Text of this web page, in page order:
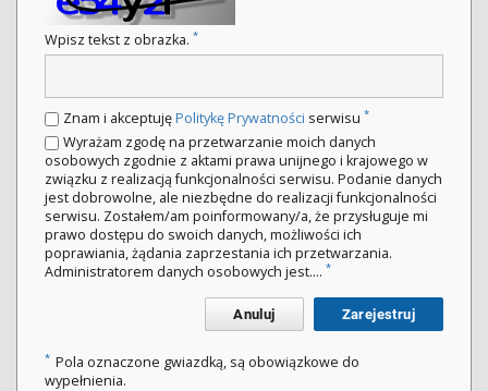
Wpisz tekst z obrazka. *
Znam i akceptujęPolitykę Prywatności serwisu *
Wyrażam zgodę na przetwarzanie moich danych
osobowych zgodnie z aktami prawa unijnego i krajowego w
związku z realizacją funkcjonalności serwisu. Podanie danych
jest dobrowolne, ale niezbędne do realizacji funkcjonalności
serwisu. Zostałem/am poinformowany/a, że przysługuje mi
prawo dostępu do swoich danych, możliwości ich
poprawiania, żądania zaprzestania ich przetwarzania.
Administratorem danych osobowych jest.... *
Anuluj Zarejestruj
* Pola oznaczone gwiazdką, są obowiązkowe do
wypełnienia.